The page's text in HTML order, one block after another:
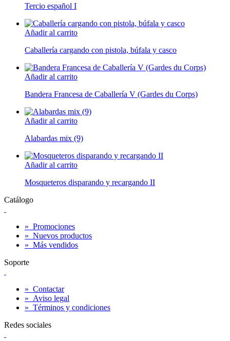
Tercio español I
Añadir al carrito
Caballería cargando con pistola, búfala y casco
Añadir al carrito
Bandera Francesa de Caballería V (Gardes du Corps)
Añadir al carrito
Alabardas mix (9)
Añadir al carrito
Mosqueteros disparando y recargando II
Catálogo
» Promociones
» Nuevos productos
» Más vendidos
Soporte
» Contactar
» Aviso legal
» Términos y condiciones
Redes sociales